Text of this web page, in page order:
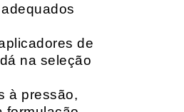
de
na seleção
à pressão,